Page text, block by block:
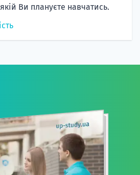
Ви плануєте навчатись.